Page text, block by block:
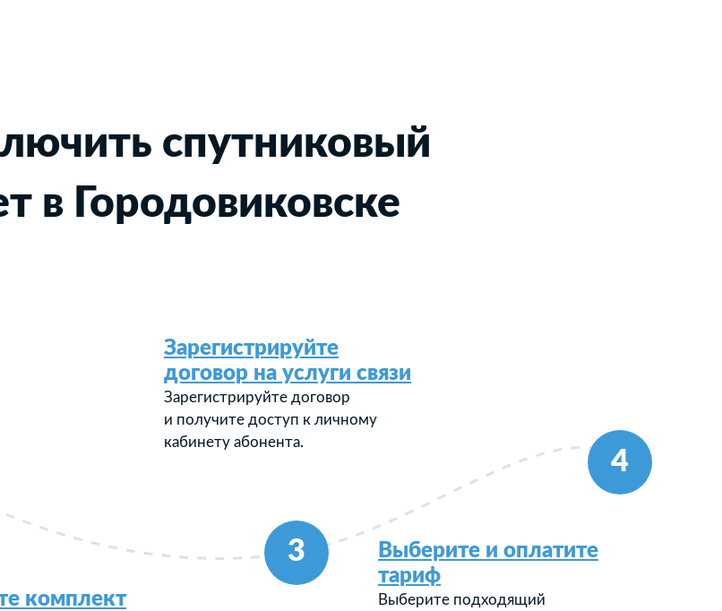
спутниковый
в Городовиковске
3
4
комплект
Зарегистрируйте
договор на услуги связи
Зарегистрируйте договор
и получите доступ к личному
кабинету абонента.
Выберите и оплатите
тариф
Выберите подходящий